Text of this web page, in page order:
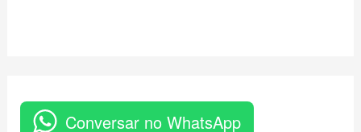
Conversar no WhatsApp